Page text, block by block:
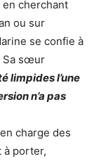
en cherchant
ou sur
se confie à
Sa sœur
limpides l’une
n’a pas
charge des
à porter,